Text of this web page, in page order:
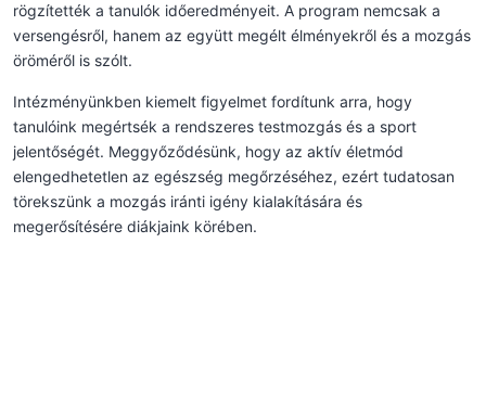
rögzítették a tanulók időeredményeit. A program nemcsak a
versengésről, hanem az együtt megélt élményekről és a mozgás
öröméről is szólt.
Intézményünkben kiemelt figyelmet fordítunk arra, hogy
tanulóink megértsék a rendszeres testmozgás és a sport
jelentőségét. Meggyőződésünk, hogy az aktív életmód
elengedhetetlen az egészség megőrzéséhez, ezért tudatosan
törekszünk a mozgás iránti igény kialakítására és
megerősítésére diákjaink körében.